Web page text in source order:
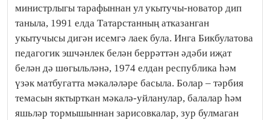
министрлыгы тарафыннан ул укытучы-новатор дип
таныла, 1991 елда Татарстанның атказанган
укытучысы дигән исемгә лаек була. Инга Бикбулатова
педагогик эшчәнлек белән беррәттән әдәби иҗат
белән дә шөгыльләнә, 1974 елдан республика һәм
үзәк матбугатта мәкаләләре басыла. Болар – тәрбия
темасын яктырткан мәкалә-уйланулар, балалар һәм
яшьләр тормышыннан зарисовкалар, зур булмаган